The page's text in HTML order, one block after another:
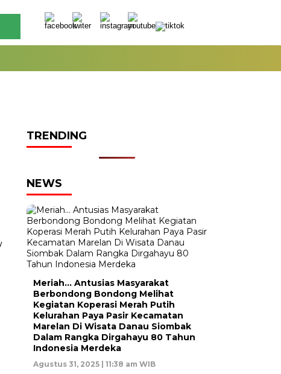
TRENDING
NEWS
Meriah… Antusias Masyarakat
Berbondong Bondong Melihat
Kegiatan Koperasi Merah Putih
Kelurahan Paya Pasir Kecamatan
Marelan Di Wisata Danau Siombak
Dalam Rangka Dirgahayu 80 Tahun
Indonesia Merdeka
Agustus 31, 2025 | 11:38 am WIB